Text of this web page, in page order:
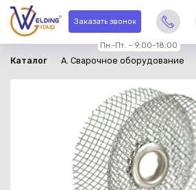
Заказать звонок
Пн.-Пт. – 9:00-18:00
Каталог A. Сварочное оборудование
в наличии